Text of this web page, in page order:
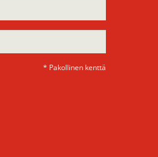
* Pakollinen kenttä